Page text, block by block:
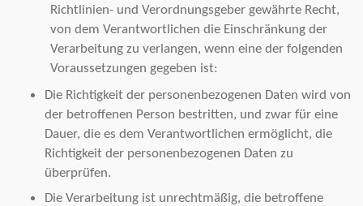
Richtlinien- und Verordnungsgeber gewährte Recht,
von dem Verantwortlichen die Einschränkung der
Verarbeitung zu verlangen, wenn eine der folgenden
Voraussetzungen gegeben ist:
Die Richtigkeit der personenbezogenen Daten wird von
der betroffenen Person bestritten, und zwar für eine
Dauer, die es dem Verantwortlichen ermöglicht, die
Richtigkeit der personenbezogenen Daten zu
überprüfen.
Die Verarbeitung ist unrechtmäßig, die betroffene